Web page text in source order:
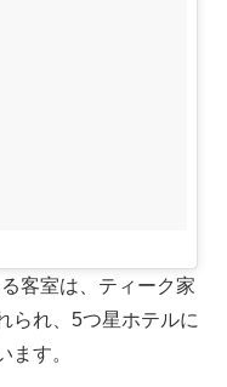
客室は、ティーク家
られ、5つ星ホテルに
ます。